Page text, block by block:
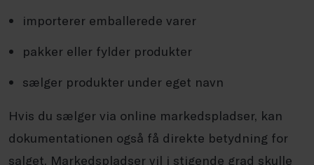
importerer emballerede varer
pakker eller fylder produkter
sælger produkter under eget navn
Hvis du sælger via online markedspladser, kan
dokumentationen også få direkte betydning for
salget. Markedspladser vil i stigende grad skulle